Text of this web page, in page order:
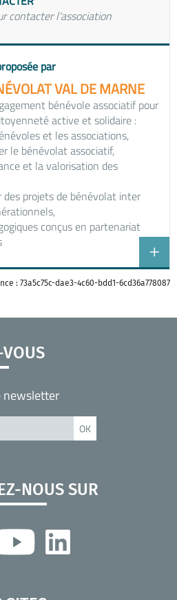
contacter l'association
par
VAL DE MARNE
bénévole associatif pour
active et solidaire :
et les associations,
le bénévolat associatif,
et la valorisation des
projets de bénévolat inter
conçus en partenariat
: 73a5c75c-dae3-4c60-bdd1-6cd36a778087
newsletter
NOUS SUR